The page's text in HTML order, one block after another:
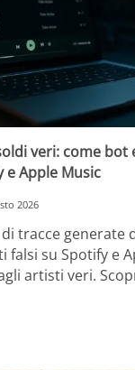
veri: come bot
e Apple Music
2026
tracce generate
falsi su Spotify e
artisti veri.